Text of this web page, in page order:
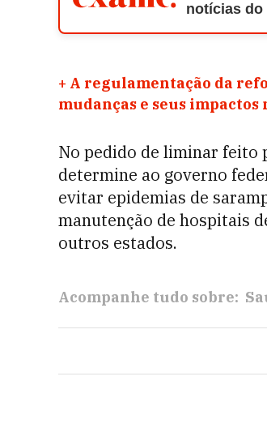
notícias do
+ A regulamentação da
mudanças e seus impactos
No pedido de liminar feito
determine ao governo
evitar epidemias de
manutenção de hospitais
outros estados.
Acompanhe tudo sobre: